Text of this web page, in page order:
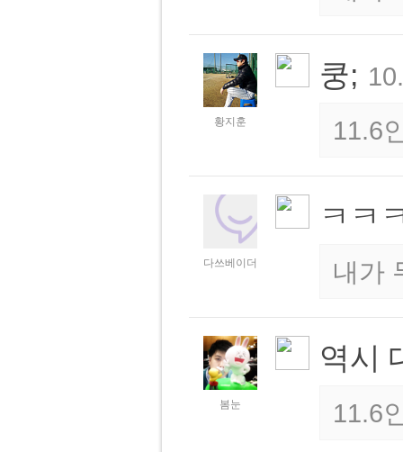
황지훈
쿵;
11.6
다쓰베이더
ㅋㅋ
내가
봄눈
역시
11.6